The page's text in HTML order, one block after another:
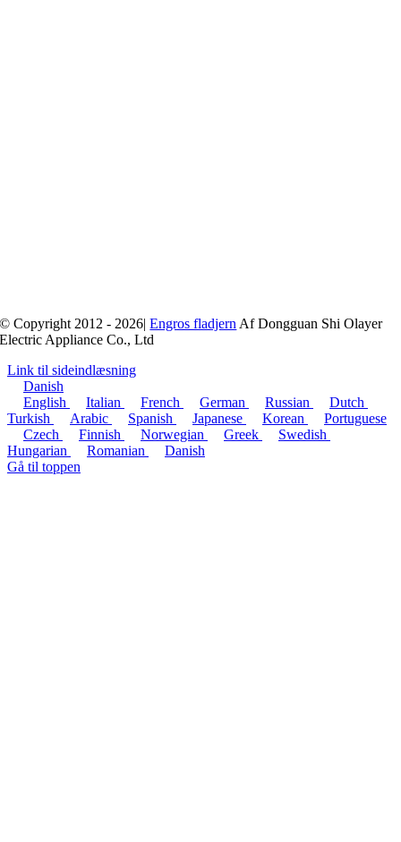
© Copyright 2012 - 2026|Engros fladjern Af Dongguan Shi Olayer
Electric Appliance Co., Ltd
Link til sideindlæsning
Danish
English
Italian French German Russian
Dutch
Turkish
Arabic Spanish Japanese Korean
Portuguese
Czech
Finnish Norwegian Greek
Swedish
Hungarian
Romanian
Danish
Gå til toppen